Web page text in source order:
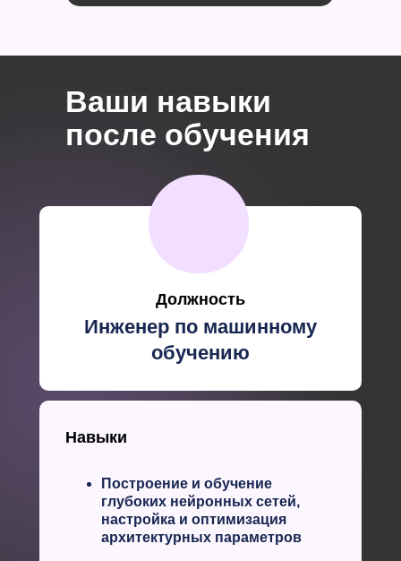
Ваши навыки
после обучения
Должность
Инженер по машинному
обучению
Навыки
Построение и обучение
глубоких нейронных сетей,
настройка и оптимизация
архитектурных параметров